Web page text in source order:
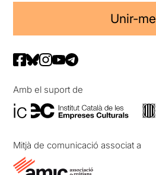
Unir-me
Amb el suport de
Mitjà de comunicació associat a